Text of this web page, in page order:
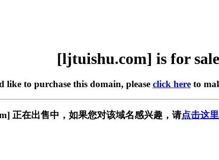
[ljtuishu.com] is for sale
like to purchase this domain, please click hereto
正在出售中，如果您对该域名感兴趣，请点击这里